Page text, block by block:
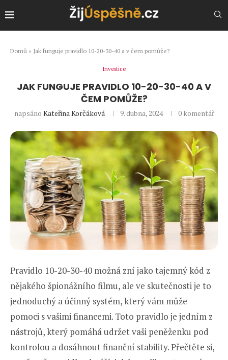
Domů » Jak funguje pravidlo 10-20-30-40 a v čem pomůže?
Investice
JAK FUNGUJE PRAVIDLO 10-20-30-40 A V
ČEM POMŮŽE?
napsáno Kateřina Korčáková 9. dubna, 2024 0 komentář
Pravidlo 10-20-30-40 možná zní jako tajemný kód z
nějakého špionážního filmu, ale ve skutečnosti je to
jednoduchý a účinný systém, který vám může
pomoci s vašimi financemi. Toto pravidlo je jedním z
nástrojů, který pomáhá udržet vaši peněženku pod
kontrolou a dosáhnout finanční stability. Přečtěte si,